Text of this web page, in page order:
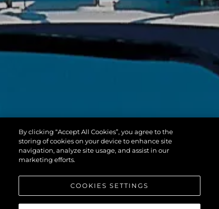
By clicking “Accept All Cookies”, you agree to the
storing of cookies on your device to enhance site
navigation, analyze site usage, and assist in our
marketing efforts.
COOKIES SETTINGS